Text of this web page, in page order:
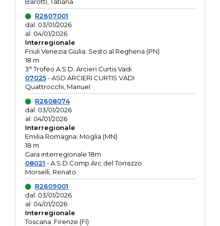
R2607001
dal: 03/01/2026
al: 04/01/2026
Interregionale
Friuli Venezia Giulia: Sesto al Reghena (PN)
18 m
3° Trofeo A.S.D. Arcieri Curtis Vadi
07025- ASD ARCIERI CURTIS VADI
Quattrocchi, Manuel
R2608074
dal: 03/01/2026
al: 04/01/2026
Interregionale
Emilia Romagna: Moglia (MN)
18 m
Gara interregionale 18m
08021 - A.S.D.Comp.Arc.del Torrazzo
Morselli, Renato
R2609001
dal: 03/01/2026
al: 04/01/2026
Interregionale
Toscana: Firenze (FI)